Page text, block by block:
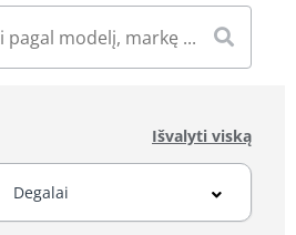
Išvalyti viską